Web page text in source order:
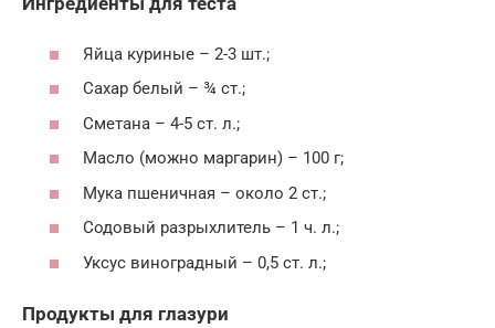
Яйца куриные – 2-3 шт.;
Сахар белый – ¾ ст.;
Сметана – 4-5 ст. л.;
Масло (можно маргарин) – 100 г;
Мука пшеничная – около 2 ст.;
Содовый разрыхлитель – 1 ч. л.;
Уксус виноградный – 0,5 ст. л.;
Продукты для глазури